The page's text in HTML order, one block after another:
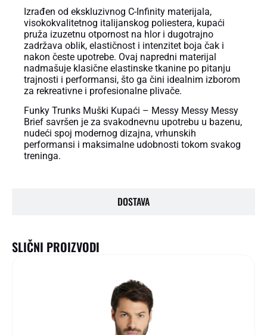
DOSTAVA
Izrađen od ekskluzivnog C-Infinity materijala,
visokokvalitetnog italijanskog poliestera, kupaći
pruža izuzetnu otpornost na hlor i dugotrajno
zadržava oblik, elastičnost i intenzitet boja čak i
nakon česte upotrebe. Ovaj napredni materijal
nadmašuje klasične elastinske tkanine po pitanju
trajnosti i performansi, što ga čini idealnim izborom
za rekreativne i profesionalne plivače.
Funky Trunks Muški Kupaći – Messy Messy Messy
Brief savršen je za svakodnevnu upotrebu u bazenu,
nudeći spoj modernog dizajna, vrhunskih
performansi i maksimalne udobnosti tokom svakog
treninga.
SLIČNI PROIZVODI